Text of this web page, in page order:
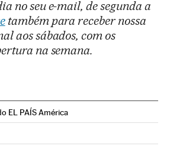
no seu e-mail, de segunda a
também para receber nossa
aos sábados, com os
na semana.
EL PAÍS América
en Twitteren Instagram
Brasil en Facebook